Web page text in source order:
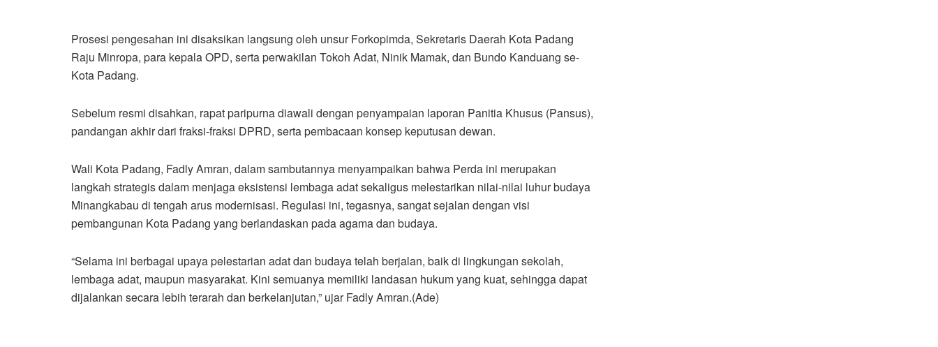
Prosesi pengesahan ini disaksikan langsung oleh unsur Forkopimda, Sekretaris Daerah Kota Padang
Raju Minropa, para kepala OPD, serta perwakilan Tokoh Adat, Ninik Mamak, dan Bundo Kanduang se-
Kota Padang.
Sebelum resmi disahkan, rapat paripurna diawali dengan penyampaian laporan Panitia Khusus (Pansus),
pandangan akhir dari fraksi-fraksi DPRD, serta pembacaan konsep keputusan dewan.
Wali Kota Padang, Fadly Amran, dalam sambutannya menyampaikan bahwa Perda ini merupakan
langkah strategis dalam menjaga eksistensi lembaga adat sekaligus melestarikan nilai-nilai luhur budaya
Minangkabau di tengah arus modernisasi. Regulasi ini, tegasnya, sangat sejalan dengan visi
pembangunan Kota Padang yang berlandaskan pada agama dan budaya.
“Selama ini berbagai upaya pelestarian adat dan budaya telah berjalan, baik di lingkungan sekolah,
lembaga adat, maupun masyarakat. Kini semuanya memiliki landasan hukum yang kuat, sehingga dapat
dijalankan secara lebih terarah dan berkelanjutan,” ujar Fadly Amran.(Ade)